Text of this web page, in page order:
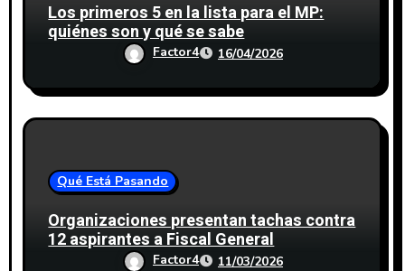
Los primeros 5 en la lista para el MP:
quiénes son y qué se sabe
Factor4 16/04/2026
Qué Está Pasando
Organizaciones presentan tachas contra
12 aspirantes a Fiscal General
Factor4 11/03/2026